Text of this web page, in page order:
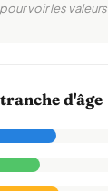
voir les valeurs
d'âge